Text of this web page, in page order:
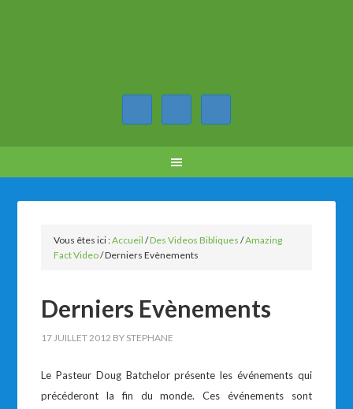
Vous êtes ici :Accueil /Des Videos Bibliques /Amazing
Fact Video/Derniers Evènements
Derniers Evènements
17 JUILLET 2012 BY STEPHANE
Le Pasteur Doug Batchelor présente les événements qui
précéderont la fin du monde. Ces événements sont